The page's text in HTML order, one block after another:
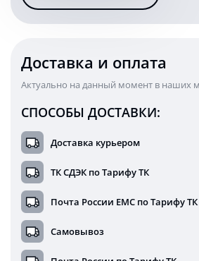
26X-
12COB
Доставка и оплата
Актуально на данный момент в наших
СПОСОБЫ ДОСТАВКИ:
Доставка курьером
ТК СДЭК по Тарифу ТК
Почта России ЕМС по Тарифу ТК
Самовывоз